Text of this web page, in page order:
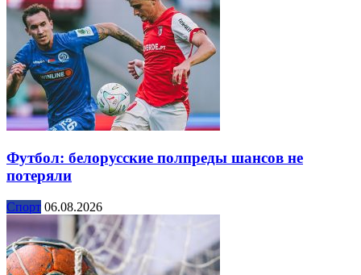
Футбол: белорусские полпреды шансов не
потеряли
Спорт 06.08.2026